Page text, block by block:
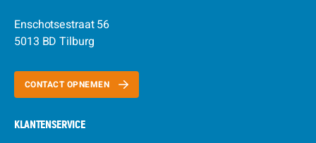
Enschotsestraat 56
5013 BD Tilburg
CONTACT OPNEMEN
KLANTENSERVICE